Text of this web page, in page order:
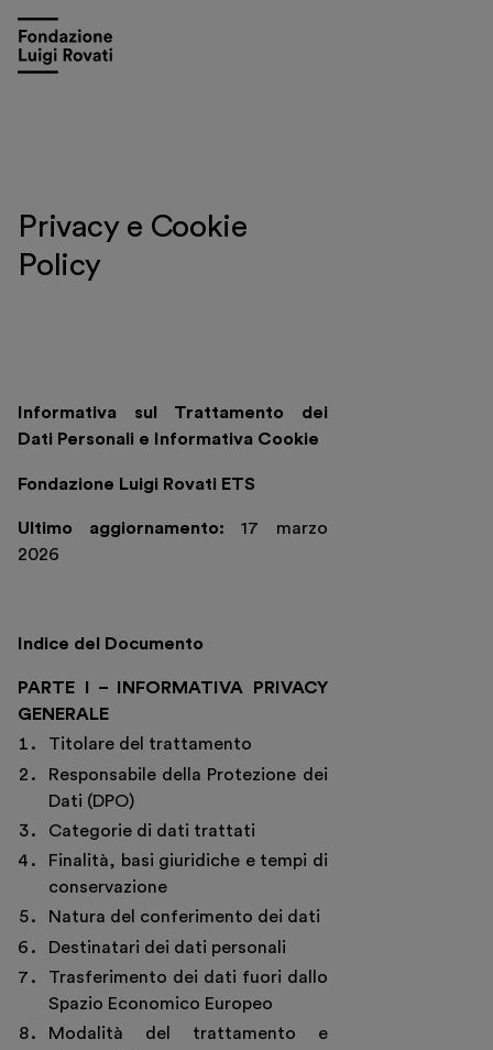
Privacy e Cookie
Policy
Informativa sul Trattamento dei
Dati Personali e Informativa Cookie
Fondazione Luigi Rovati ETS
Ultimo aggiornamento: 17 marzo
2026
Indice del Documento
PARTE I – INFORMATIVA PRIVACY
GENERALE
Titolare del trattamento
Responsabile della Protezione dei
Dati (DPO)
Categorie di dati trattati
Finalità, basi giuridiche e tempi di
conservazione
Natura del conferimento dei dati
Destinatari dei dati personali
Trasferimento dei dati fuori dallo
Spazio Economico Europeo
Modalità del trattamento e